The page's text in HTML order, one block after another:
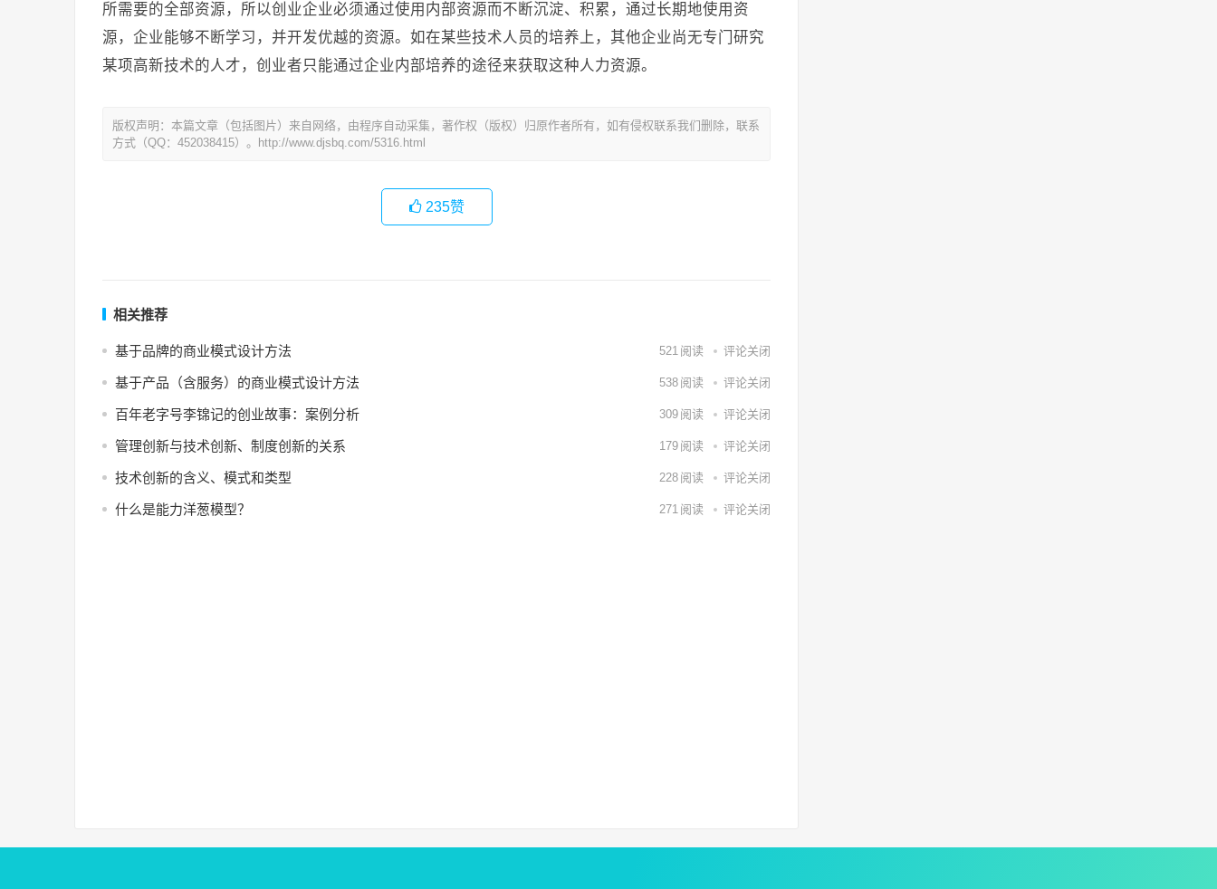
所需要的全部资源，所以创业企业必须通过使用内部资源而不断沉淀、积累，通过长期地使用资
源，企业能够不断学习，并开发优越的资源。如在某些技术人员的培养上，其他企业尚无专门研究
某项高新技术的人才，创业者只能通过企业内部培养的途径来获取这种人力资源。
版权声明：本篇文章（包括图片）来自网络，由程序自动采集，著作权（版权）归原作者所有，如有侵权联系我们删除，联系
方式（QQ：452038415）。http://www.djsbq.com/5316.html
235赞
相关推荐
基于品牌的商业模式设计方法 521 阅读 评论关闭
基于产品（含服务）的商业模式设计方法 538 阅读 评论关闭
百年老字号李锦记的创业故事：案例分析 309 阅读 评论关闭
管理创新与技术创新、制度创新的关系 179 阅读 评论关闭
技术创新的含义、模式和类型 228 阅读 评论关闭
什么是能力洋葱模型？ 271 阅读 评论关闭